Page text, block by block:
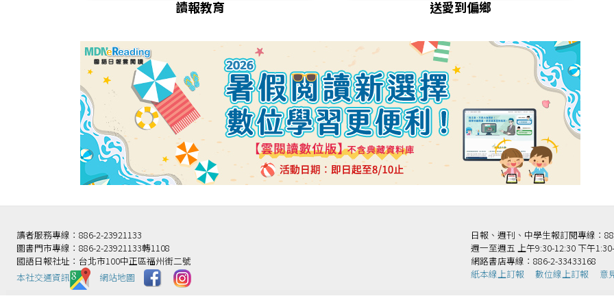
讀報教育 送愛到偏鄉
讀者服務專線：886-2-23921133
圖書門市專線：886-2-23921133轉1108
國語日報社址：台北市100中正區福州街二號
本社交通資訊️
網站地圖
日報、週刊、中學生報訂閱專線：
週一至週五 上午9:30-12:30 下午
網路書店專線：886-2-33433168
紙本線上訂報
數位線上訂報 意